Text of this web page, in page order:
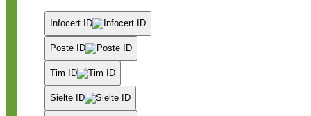
Infocert ID
Poste ID
Tim ID
Sielte ID